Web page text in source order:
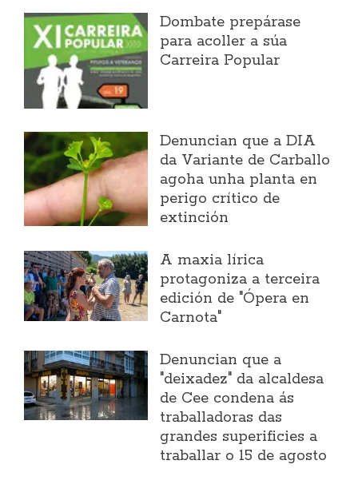
Dombate prepárase
para acoller a súa
Carreira Popular
Denuncian que a DIA
da Variante de Carballo
agoha unha planta en
perigo crítico de
extinción
A maxia lírica
protagoniza a terceira
edición de "Ópera en
Carnota"
Denuncian que a
"deixadez" da alcaldesa
de Cee condena ás
traballadoras das
grandes superificies a
traballar o 15 de agosto